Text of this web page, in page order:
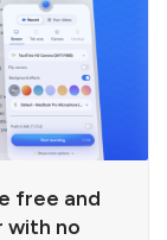
free and
with no